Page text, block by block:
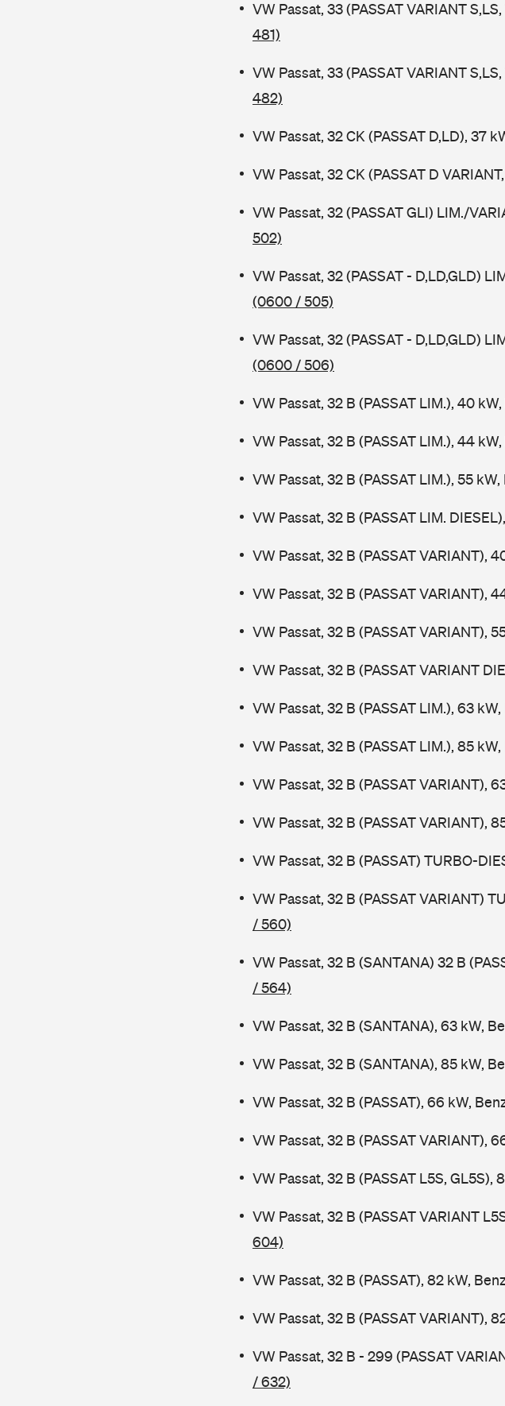
VW Passat, 33 (PASSAT VARIANT
481)
VW Passat, 33 (PASSAT VARIANT
482)
VW Passat, 32 CK (PASSAT D,LD), 37
VW Passat, 32 CK (PASSAT D
VW Passat, 32 (PASSAT GLI) LIM./
502)
VW Passat, 32 (PASSAT - D,LD,GLD)
(0600 / 505)
VW Passat, 32 (PASSAT - D,LD,GLD)
(0600 / 506)
VW Passat, 32 B (PASSAT LIM.), 40
VW Passat, 32 B (PASSAT LIM.), 44
VW Passat, 32 B (PASSAT LIM.), 55
VW Passat, 32 B (PASSAT LIM.
VW Passat, 32 B (PASSAT VARIANT),
VW Passat, 32 B (PASSAT VARIANT),
VW Passat, 32 B (PASSAT VARIANT),
VW Passat, 32 B (PASSAT VARIANT
VW Passat, 32 B (PASSAT LIM.), 63
VW Passat, 32 B (PASSAT LIM.), 85
VW Passat, 32 B (PASSAT VARIANT),
VW Passat, 32 B (PASSAT VARIANT),
VW Passat, 32 B (PASSAT) TURBO-
VW Passat, 32 B (PASSAT VARIANT)
/ 560)
VW Passat, 32 B (SANTANA) 32 B
/ 564)
VW Passat, 32 B (SANTANA), 63 kW,
VW Passat, 32 B (SANTANA), 85 kW,
VW Passat, 32 B (PASSAT), 66 kW,
VW Passat, 32 B (PASSAT VARIANT),
VW Passat, 32 B (PASSAT L5S, GL5S),
VW Passat, 32 B (PASSAT VARIANT
604)
VW Passat, 32 B (PASSAT), 82 kW,
VW Passat, 32 B (PASSAT VARIANT),
VW Passat, 32 B - 299 (PASSAT
/ 632)